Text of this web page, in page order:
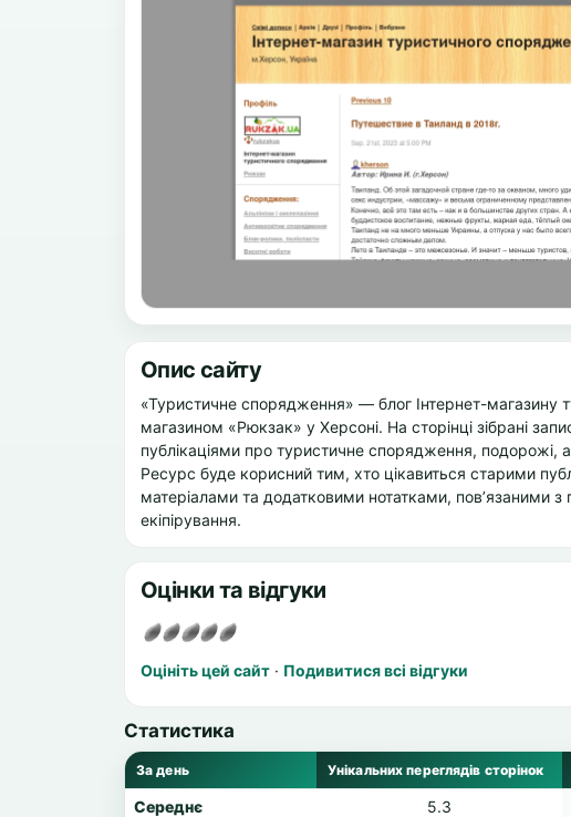
Опис сайту
«Туристичне спорядження» — блог Інтернет-магазину
магазином «Рюкзак» у Херсоні. На сторінці зібрані
публікаціями про туристичне спорядження, подорожі,
Ресурс буде корисний тим, хто цікавиться старими
матеріалами та додатковими нотатками,
екіпірування.
Оцінки та відгуки
Оцініть цей сайт · Подивитися всі відгуки
Статистика
За день Унікальних переглядів сторінок
Середнє 5.3